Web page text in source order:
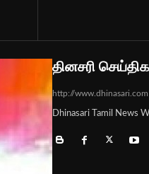
தினசரி
http://www.dhinasari.com
Dhinasari Tamil News